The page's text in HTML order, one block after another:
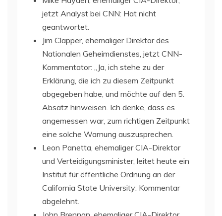
jetzt Analyst bei CNN: Hat nicht
geantwortet.
Jim Clapper, ehemaliger Direktor des
Nationalen Geheimdienstes, jetzt CNN-
Kommentator: „Ja, ich stehe zu der
Erklärung, die ich zu diesem Zeitpunkt
abgegeben habe, und möchte auf den 5.
Absatz hinweisen. Ich denke, dass es
angemessen war, zum richtigen Zeitpunkt
eine solche Warnung auszusprechen.
Leon Panetta, ehemaliger CIA-Direktor
und Verteidigungsminister, leitet heute ein
Institut für öffentliche Ordnung an der
California State University: Kommentar
abgelehnt.